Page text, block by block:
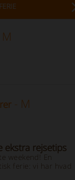
- M
ekstra rejsetips
weekend! En
ferie: vi har hvad